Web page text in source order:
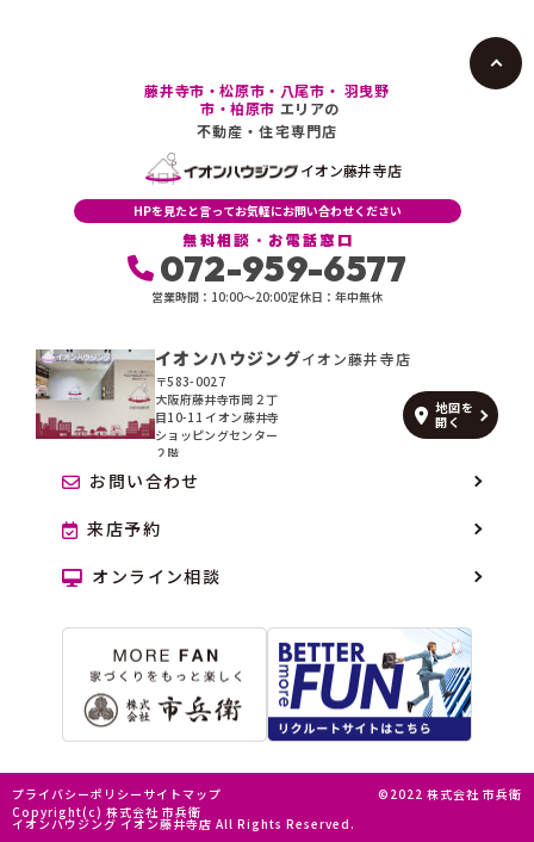
藤井寺市・松原市・八尾市・ 羽曳野
市・柏原市 エリアの
不動産・住宅専門店
イオン藤井寺店
HPを見たと言ってお気軽にお問い合わせください
無料相談・お電話窓口
072-959-6577
営業時間：10:00〜20:00定休日：年中無休
イオンハウジングイオン藤井寺店
〒583-0027
大阪府藤井寺市岡２丁
目10-11 イオン藤井寺
ショッピングセンター
２階
地図を
開く
お問い合わせ
来店予約
オンライン相談
プライバシーポリシー サイトマップ
©2022 株式会社 市兵衛
Copyright(c) 株式会社 市兵衛
イオンハウジング イオン藤井寺店 All Rights Reserved.